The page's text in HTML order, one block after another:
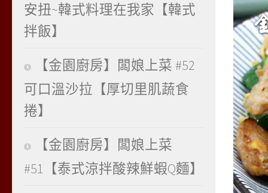
安扭~韓式料理在我家【韓式
拌飯】
【金園廚房】闆娘上菜 #52
可口溫沙拉【厚切里肌蔬食
捲】
【金園廚房】闆娘上菜
#51【泰式涼拌酸辣鮮蝦Q麵】